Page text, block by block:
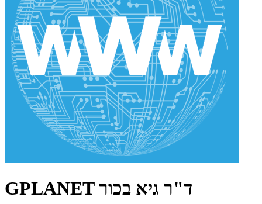
GPLANET ד"ר גיא בכור